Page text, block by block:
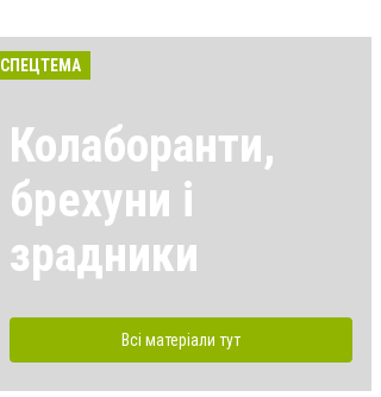
СПЕЦТЕМА
Колаборанти,
брехуни і
зрадники
Всі матеріали тут